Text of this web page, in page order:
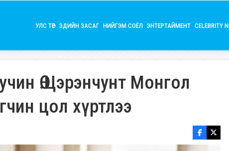
УЛС ТӨР ЭДИЙН ЗАСАГ НИЙГЭМ СОЁЛ ЭНТЕРТАЙМЕНТ CELEBRITY
Ө.Цэрэнчунт Монгол
цол хүртлээ